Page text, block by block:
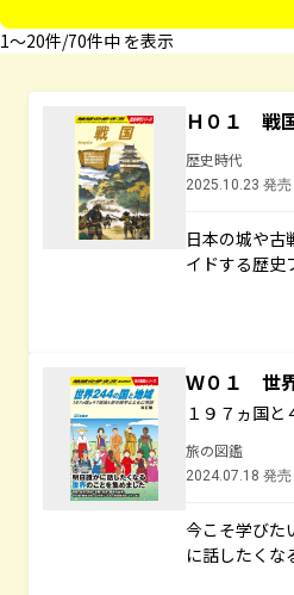
1〜20件/70件中 を表示
Ｈ０１ 戦
歴史時代
2025.10.23 発売
日本の城や古
イドする歴史
Ｗ０１ 世
１９７ヵ国
旅の図鑑
2024.07.18 発売
今こそ学びた
に話したくな